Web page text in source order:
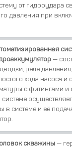
от гидроудара
давления при
—
реле
хода насоса и
с фитингами и
системе
в системе и её
скважины—